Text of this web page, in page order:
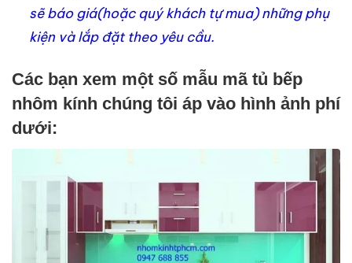
sẽ báo giá(hoặc quý khách tự mua) những phụ
kiện và lắp đặt theo yêu cầu.
Các bạn xem một số mẫu mã tủ bếp
nhôm kính chúng tôi áp vào hình ảnh phí
dưới: